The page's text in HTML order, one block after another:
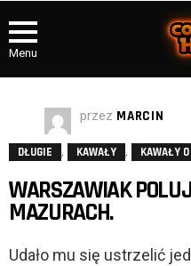
Menu
przez MARCIN
DŁUGIE , KAWAŁY , KAWAŁY
WARSZAWIAK
MAZURACH.
Udało mu się ustrzelić